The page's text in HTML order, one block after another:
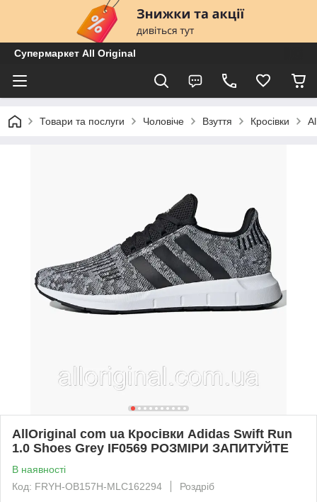
Супермаркет All Original
Товари та послуги Чоловіче Взуття Кросівки
AllOriginal com ua Кросівки Adidas Swift Run
1.0 Shoes Grey IF0569 РОЗМІРИ ЗАПИТУЙТЕ
В наявності
Код: FRYH-OB157H-MLC162294
Роздріб